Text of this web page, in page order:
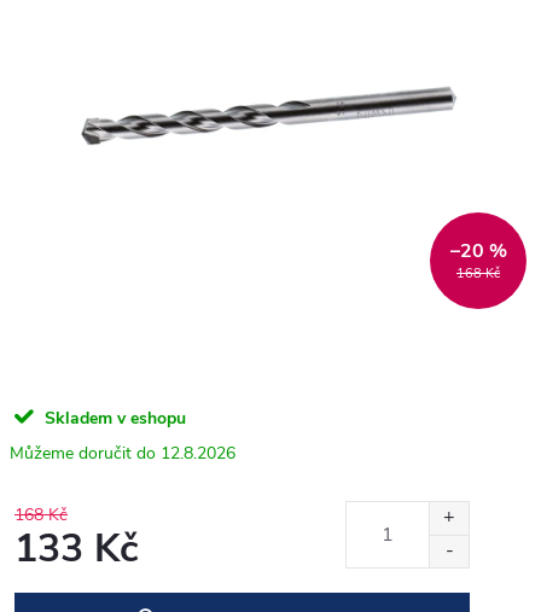
168 Kč
–20 %
Skladem v eshopu
12.8.2026
168 Kč
133 Kč